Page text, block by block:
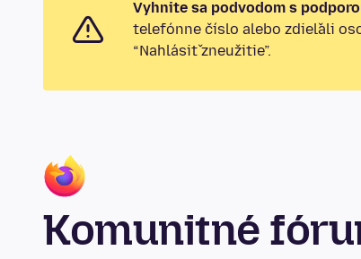
Vyhnite sa podvodom s
telefónne číslo alebo zdieľali
“Nahlásiť zneužitie”.
Komunitné